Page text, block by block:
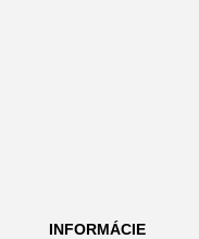
INFORMÁCIE